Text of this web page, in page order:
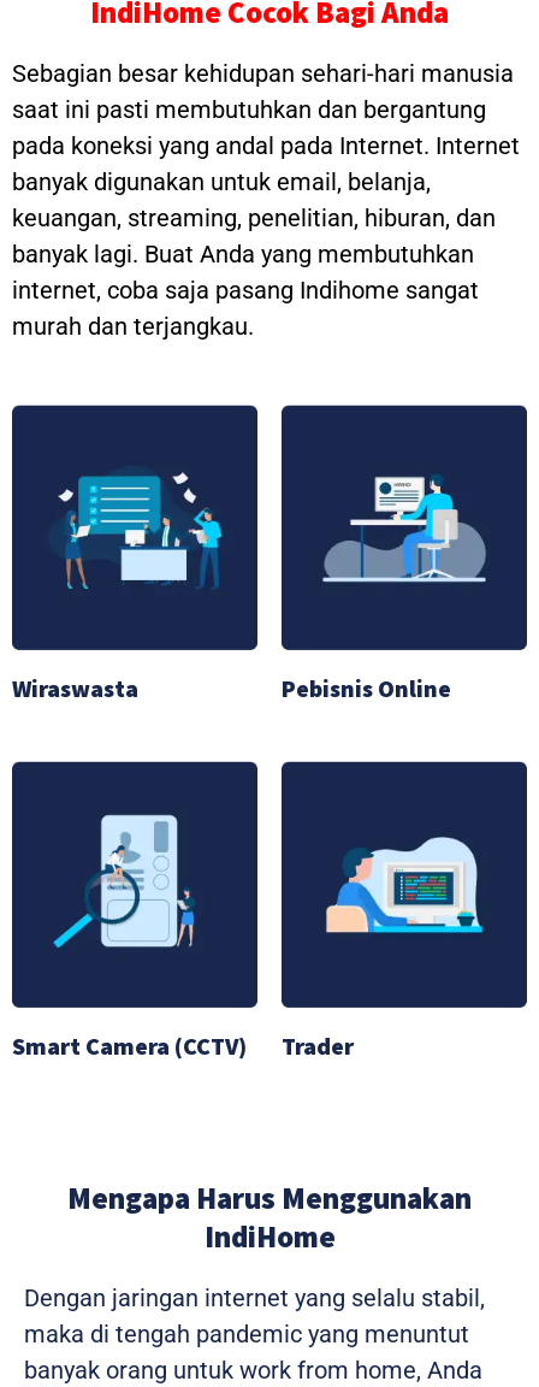
IndiHome Cocok Bagi Anda
Sebagian besar kehidupan sehari-hari manusia
saat ini pasti membutuhkan dan bergantung
pada koneksi yang andal pada Internet. Internet
banyak digunakan untuk email, belanja,
keuangan, streaming, penelitian, hiburan, dan
banyak lagi. Buat Anda yang membutuhkan
internet, coba saja pasang Indihome sangat
murah dan terjangkau.
Wiraswasta Pebisnis Online
Smart Camera (CCTV) Trader
Mengapa Harus Menggunakan
IndiHome
Dengan jaringan internet yang selalu stabil,
maka di tengah pandemic yang menuntut
banyak orang untuk work from home, Anda